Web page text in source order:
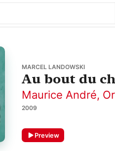
MARCEL LANDOWSKI
Au bout du
Maurice André,
2009
Preview